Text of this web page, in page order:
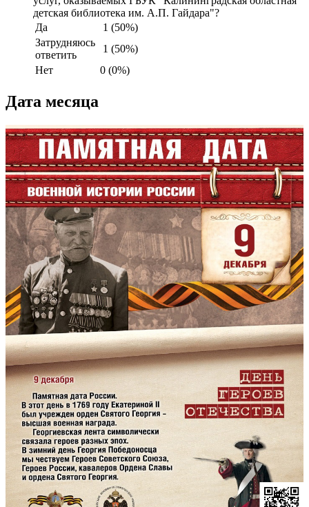
детская библиотека им. А.П. Гайдара"?
Да
1 (50%)
Затрудняюсь
ответить
1 (50%)
Нет
0 (0%)
Дата месяца